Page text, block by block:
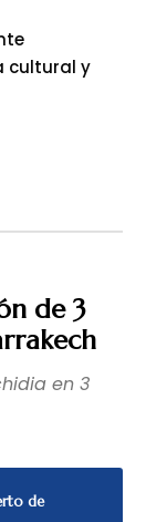
cultural y
de 3
en 3
de